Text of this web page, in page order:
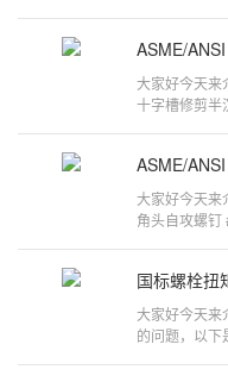
大家好今天来
十字槽修剪半
大家好今天来
角头自攻螺
国标螺栓扭
大家好今天来
的问题，以下